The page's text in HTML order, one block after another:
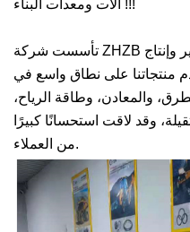
آلات ومعدات البناء !!!
تأسست شركة ZHZB عام ٢٠٠٤، وهي ملتزمة بتطوير وإنتاج
منتجاتنا على نطاق واسع في
والمعادن، وطاقة الرياح،
وقد لاقت استحسانًا كبيرًا
من العملاء.